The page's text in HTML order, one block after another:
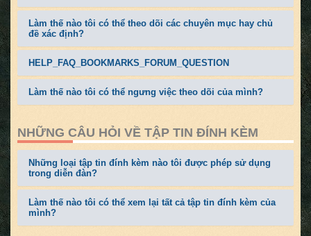
Làm thế nào tôi có thể theo dõi các chuyên mục hay chủ
đề xác định?
HELP_FAQ_BOOKMARKS_FORUM_QUESTION
Làm thế nào tôi có thể ngưng việc theo dõi của mình?
NHỮNG CÂU HỎI VỀ TẬP TIN ĐÍNH KÈM
Những loại tập tin đính kèm nào tôi được phép sử dụng
trong diễn đàn?
Làm thế nào tôi có thể xem lại tất cả tập tin đính kèm của
mình?